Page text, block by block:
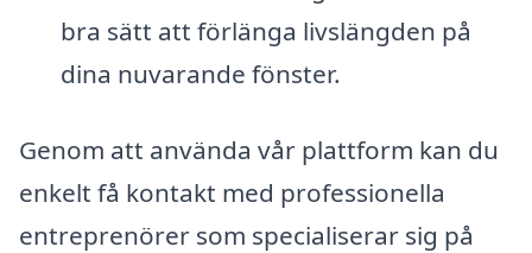
bra sätt att förlänga livslängden på
dina nuvarande fönster.
Genom att använda vår plattform kan du
enkelt få kontakt med professionella
entreprenörer som specialiserar sig på